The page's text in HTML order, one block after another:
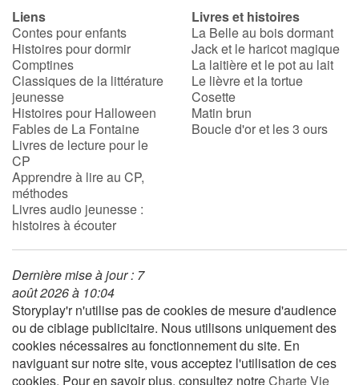
Vidéos & Tutoriaux
Blog
Actualités
Par thématique
Rencontres et témoignages
Contes d'ici et d'ailleurs
Autour de la lecture
Apprendre à lire
Livre audio
Liens
Contes pour enfants
Histoires pour dormir
Comptines
Classiques de la littérature
jeunesse
Histoires pour Halloween
Fables de La Fontaine
Livres de lecture pour le
CP
Apprendre à lire au CP,
méthodes
Livres audio jeunesse :
histoires à écouter
Livres et histoires
La Belle au bois dormant
Jack et le haricot magique
La laitière et le pot au lait
Le lièvre et la tortue
Cosette
Matin brun
Boucle d'or et les 3 ours
Dernière mise à jour : 7
août 2026 à 10:04
Storyplay'r n'utilise pas de cookies de mesure d'audience
ou de ciblage publicitaire. Nous utilisons uniquement des
cookies nécessaires au fonctionnement du site. En
naviguant sur notre site, vous acceptez l'utilisation de ces
cookies. Pour en savoir plus, consultez notreCharte Vie